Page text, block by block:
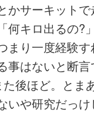
かサーキット
何キロ出るの?
まり一度経験
事はないと断
後ほど。とま
いや研究だっ